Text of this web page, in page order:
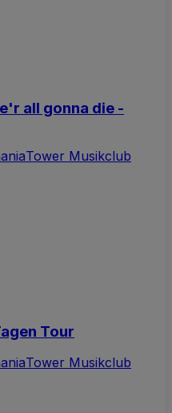
all gonna die -
Tower Musikclub
Tour
Tower Musikclub